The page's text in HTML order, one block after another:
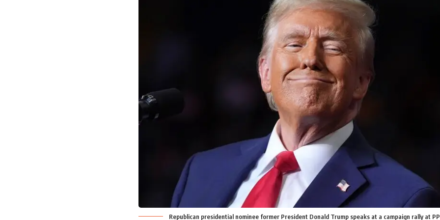
Republican presidential nominee former President Donald Trump speaks at a campaign rally at